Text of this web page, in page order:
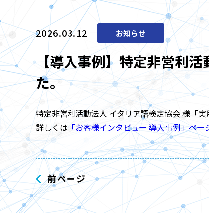
2026.03.12 お知らせ
【導入事例】特定非営利
た。
特定非営利活動法人 イタリア語検定協会 様「
詳しくは 「お客様インタビュー 導入事例」ペー
前ページ